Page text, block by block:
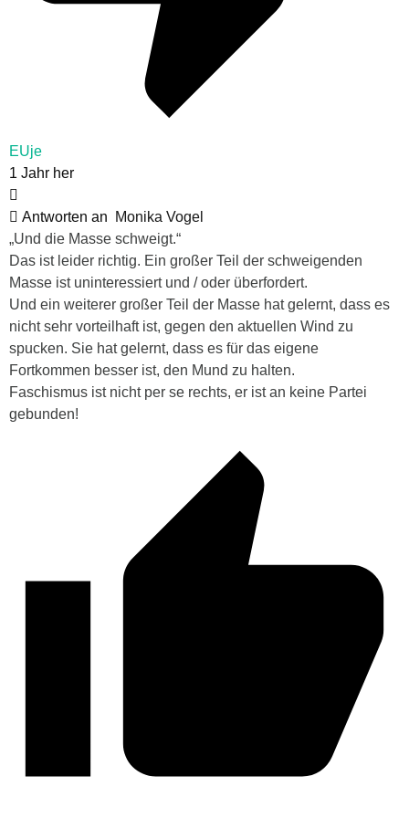
EUje
1 Jahr her
Antworten an
Monika Vogel
„Und die Masse schweigt.“
Das ist leider richtig. Ein großer Teil der schweigenden
Masse ist uninteressiert und / oder überfordert.
Und ein weiterer großer Teil der Masse hat gelernt, dass es
nicht sehr vorteilhaft ist, gegen den aktuellen Wind zu
spucken. Sie hat gelernt, dass es für das eigene
Fortkommen besser ist, den Mund zu halten.
Faschismus ist nicht per se rechts, er ist an keine Partei
gebunden!